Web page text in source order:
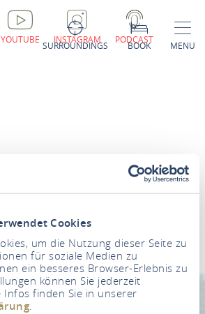
Cookies
um die Nutzung dieser Seite zu
für soziale Medien zu
ein besseres Browser-Erlebnis zu
können Sie jederzeit
Infos finden Sie in unserer
SURROUNDINGS BOOK MENU
YOUTUBE INSTAGRAM PODCAST
*
NEWSLETTER REGISTRATION